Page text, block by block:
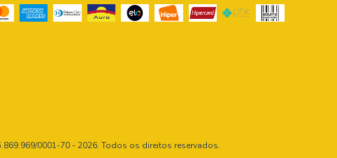
0001-70 - 2026. Todos os direitos reservados.